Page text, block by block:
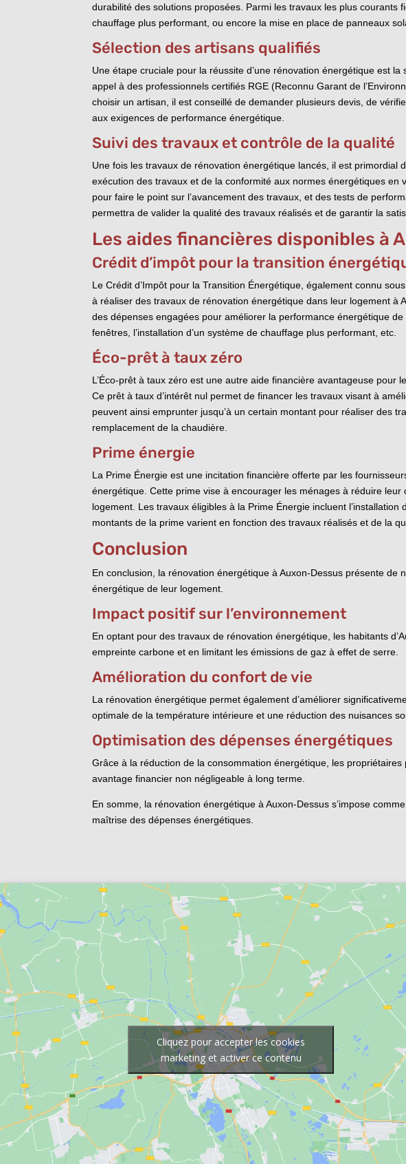
durabilité des solutions proposées. Parmi les travaux les plus courants
chauffage plus performant, ou encore la mise en place de panneaux
Sélection des artisans qualifiés
Une étape cruciale pour la réussite d’une rénovation énergétique est
appel à des professionnels certifiés RGE (Reconnu Garant de
choisir un artisan, il est conseillé de demander plusieurs devis, de
aux exigences de performance énergétique.
Suivi des travaux et contrôle de la qualité
Une fois les travaux de rénovation énergétique lancés, il est
exécution des travaux et de la conformité aux normes énergétiques
pour faire le point sur l’avancement des travaux, et des tests de
permettra de valider la qualité des travaux réalisés et de garantir la
Les aides financières disponibles à
Crédit d’impôt pour la transition
Le Crédit d’Impôt pour la Transition Énergétique, également connu
à réaliser des travaux de rénovation énergétique dans leur logement à
des dépenses engagées pour améliorer la performance énergétique
fenêtres, l’installation d’un système de chauffage plus performant, etc.
Éco-prêt à taux zéro
L’Éco-prêt à taux zéro est une autre aide financière avantageuse
Ce prêt à taux d’intérêt nul permet de financer les travaux visant à
peuvent ainsi emprunter jusqu’à un certain montant pour réaliser des
remplacement de la chaudière.
Prime énergie
La Prime Énergie est une incitation financière offerte par les
énergétique. Cette prime vise à encourager les ménages à réduire leur
logement. Les travaux éligibles à la Prime Énergie incluent
montants de la prime varient en fonction des travaux réalisés et de la
Conclusion
En conclusion, la rénovation énergétique à Auxon-Dessus présente
énergétique de leur logement.
Impact positif sur l’environnement
En optant pour des travaux de rénovation énergétique, les habitants
empreinte carbone et en limitant les émissions de gaz à effet de serre.
Amélioration du confort de vie
La rénovation énergétique permet également d’améliorer
optimale de la température intérieure et une réduction des nuisances
Optimisation des dépenses énergétiques
Grâce à la réduction de la consommation énergétique, les
avantage financier non négligeable à long terme.
En somme, la rénovation énergétique à Auxon-Dessus s’impose
maîtrise des dépenses énergétiques.
Cliquez pour accepter les cookies
marketing et activer ce contenu